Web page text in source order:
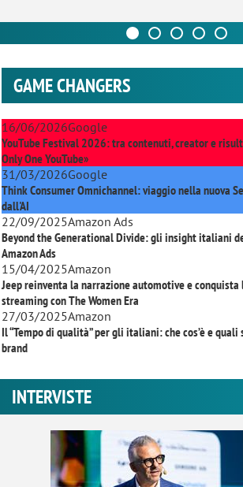
GAME CHANGERS
16/06/2026Google
YouTube Festival 2026: tra contenuti, creator e
Only One YouTube»
31/03/2026Google
Think Consumer Omnichannel: viaggio nella nuova
dall'AI
22/09/2025Amazon Ads
Beyond the Generational Divide: gli insight italiani
Amazon Ads
15/04/2025Amazon
Jeep reinventa la narrazione automotive e conquista
streaming conThe Women Era
27/03/2025Amazon
Il “Tempo di qualità” per gli italiani: che cos’è e
brand
INTERVISTE